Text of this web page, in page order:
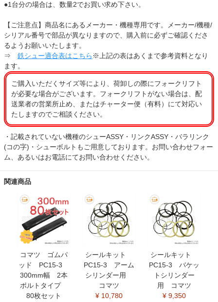
●1台分の場合は、数量2でお買い求め下さい。
【ご注意点】商品名にあるメーカー・機種専用です。メーカー/機種/
シリアル番号で部品が異なりますので、購入前に必ずご確認くださ
るようお願いいたします。
⇒ 鉄シュー適合表はこちら ※上記の表はあくまで参考資料となり
ます。
ご購入いただくサイズ等により、荷卸しの際にフォークリフト
が必要な場合がございます。フォークリフトがない場合は、配
送業者の営業所止め、またはチャーター便（有料）にて対応い
たしますのでご相談ください。
・記載されていない機種のシューASSY・リンクASSY・バラリンク
(コの字)・シューボルトもご用意しております。お問い合わせフォー
ム、あるいはお電話にてお問い合わせください。
関連商品
コマツ ゴムパ
ッド PC15-3
300mm幅 2本
ボルトタイプ
80枚セット
シールキット
PC15-3 アーム
シリンダー用
コマツ
¥ 10,780
シールキット
PC15-3 バケッ
トシリンダー
用 コマツ
¥ 9,350